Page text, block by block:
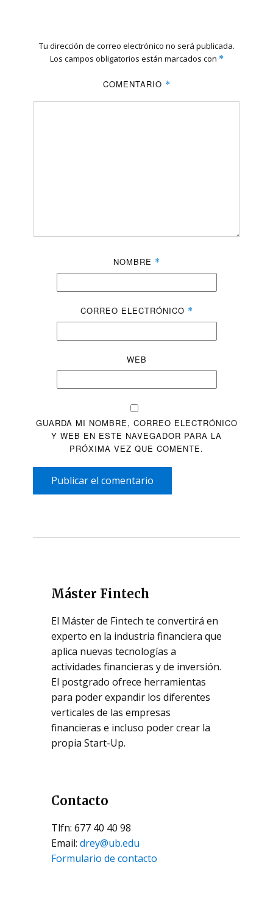
Tu dirección de correo electrónico no será publicada.
Los campos obligatorios están marcados con *
COMENTARIO *
NOMBRE *
CORREO ELECTRÓNICO *
WEB
GUARDA MI NOMBRE, CORREO ELECTRÓNICO
Y WEB EN ESTE NAVEGADOR PARA LA
PRÓXIMA VEZ QUE COMENTE.
Publicar el comentario
Máster Fintech
El Máster de Fintech te convertirá en
experto en la industria financiera que
aplica nuevas tecnologías a
actividades financieras y de inversión.
El postgrado ofrece herramientas
para poder expandir los diferentes
verticales de las empresas
financieras e incluso poder crear la
propia Start-Up.
Contacto
Tlfn: 677 40 40 98
Email: drey@ub.edu
Formulario de contacto